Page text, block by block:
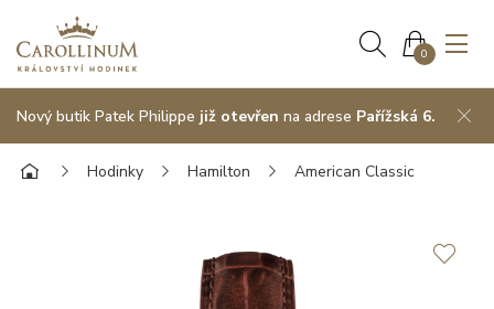
0
Nový butik Patek Philippe již otevřen na adrese Pařížská 6.
Hodinky Hamilton American Classic